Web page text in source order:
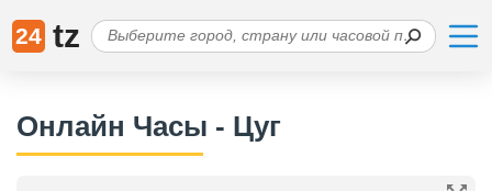
24 tz
Онлайн Часы - Цуг